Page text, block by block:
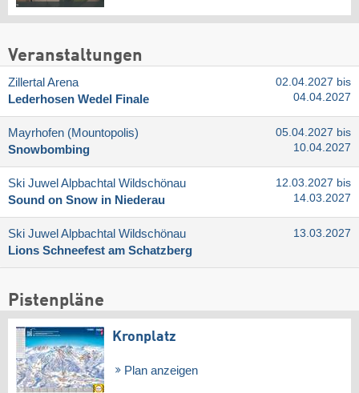
Veranstaltungen
Zillertal Arena
Lederhosen Wedel Finale
02.04.2027 bis
04.04.2027
Mayrhofen (Mountopolis)
Snowbombing
05.04.2027 bis
10.04.2027
Ski Juwel Alpbachtal Wildschönau
Sound on Snow in Niederau
12.03.2027 bis
14.03.2027
Ski Juwel Alpbachtal Wildschönau
Lions Schneefest am Schatzberg
13.03.2027
Pistenpläne
Kronplatz
Plan anzeigen